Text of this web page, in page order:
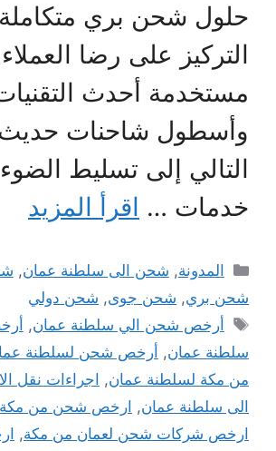
حلول شحن بري
التركيز على رضا
مستخدمة أحدث
وأسطول شاحنات
التالي إلى تسليط
خدمات … اقرأ المزيد
التصنيفات
المدونة, شحن الى سلطنة عمان,
شحن بري, شحن جوى, شحن دولي
الوسوم
أرخص شحن الي سلطنة عمان,
سلطنة عمان, أرخص شحن لسلطنة
من مكة لسلطنة عمان,
اجراءات نقل
الى سلطنة عمان, ارخص شحن من مكة
ارخص شركات شحن لعمان من مكة,